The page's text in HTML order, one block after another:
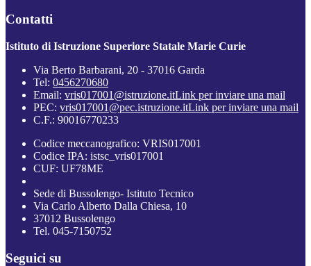
Contatti
Istituto di Istruzione Superiore Statale Marie Curie
Via Berto Barbarani, 20 - 37016 Garda
Tel: 0456270680
Email: vris017001@istruzione.itLink per inviare una mail
PEC: vris017001@pec.istruzione.itLink per inviare una mail
C.F.: 90016770233
Codice meccanografico: VRIS017001
Codice IPA: istsc_vris017001
CUF: UF78ME
Sede di Bussolengo- Istituto Tecnico
Via Carlo Alberto Dalla Chiesa, 10
37012 Bussolengo
Tel. 045-7150752
Seguici su